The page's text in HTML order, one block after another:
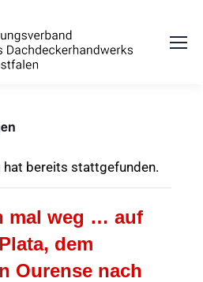
hat bereits stattgefunden.
mal weg … auf
dem
Ourense nach